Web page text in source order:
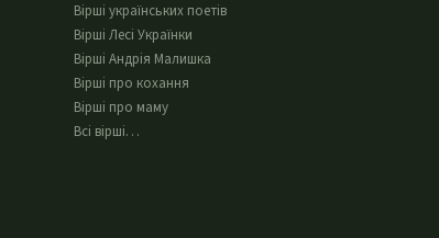
Вірші українських поетів
Вірші Лесі Українки
Вірші Андрія Малишка
Вірші про кохання
Вірші про маму
Всі вірші…